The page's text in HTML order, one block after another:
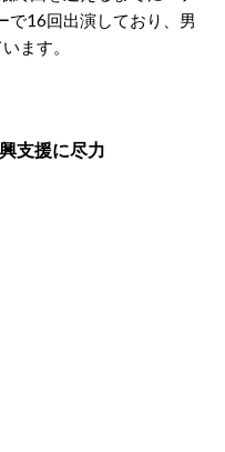
で16回出演しており、男
ます。
支援に尽力